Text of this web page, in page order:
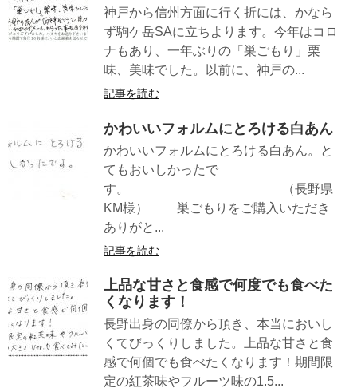
神戸から信州方面に行く折には、かなら
ず駒ケ岳SAに立ちよります。今年はコロ
ナもあり、一年ぶりの「巣ごもり」栗
味、美味でした。以前に、神戸の...
記事を読む
かわいいフォルムにとろける白あん
かわいいフォルムにとろける白あん。と
てもおいしかったで
す。 （長野県
KM様） 巣ごもりをご購入いただき
ありがと...
記事を読む
上品な甘さと食感で何度でも食べた
くなります！
長野出身の同僚から頂き、本当においし
くてびっくりしました。上品な甘さと食
感で何個でも食べたくなります！期間限
定の紅茶味やフルーツ味の1.5...